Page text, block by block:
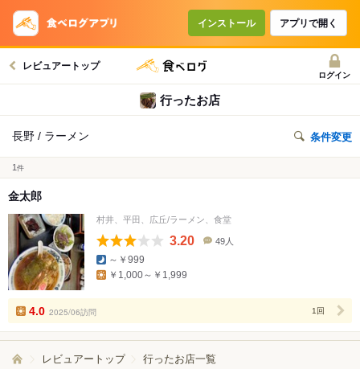
インストール アプリで開く
レビュアートップ
ログイン
行ったお店
長野 / ラーメン 条件変更
1 件
金太郎
村井、平田、広丘/ラーメン、食堂
3.20
数
49人
～￥999
￥1,000～￥1,999
4.0 2025/06訪問 1回
レビュアートップ 行ったお店一覧